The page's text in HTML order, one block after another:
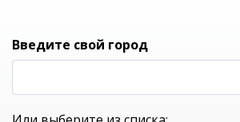
Введите свой город